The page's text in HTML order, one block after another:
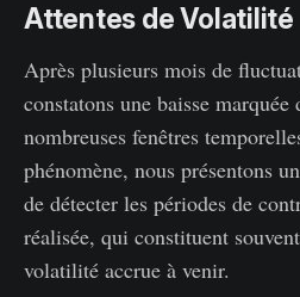
Attentes de Volatilité
Après plusieurs mois de
constatons une baisse
nombreuses fenêtres
phénomène, nous présentons
de détecter les périodes de
réalisée, qui constituent
volatilité accrue à venir.